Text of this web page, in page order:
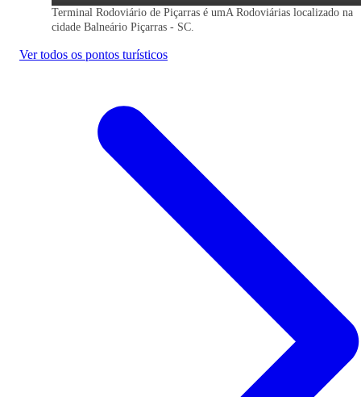
Terminal Rodoviário de Piçarras é umA Rodoviárias localizado na
cidade Balneário Piçarras - SC.
Ver todos os pontos turísticos